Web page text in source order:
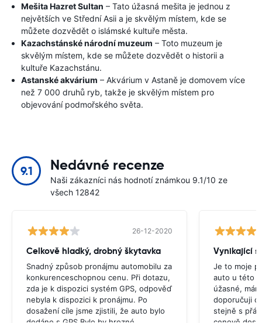
Mešita Hazret Sultan – Tato úžasná mešita je jednou z
největších ve Střední Asii a je skvělým místem, kde se
můžete dozvědět o islámské kultuře města.
Kazachstánské národní muzeum – Toto muzeum je
skvělým místem, kde se můžete dozvědět o historii a
kultuře Kazachstánu.
Astanské akvárium – Akvárium v ​​Astaně je domovem více
než 7 000 druhů ryb, takže je skvělým místem pro
objevování podmořského světa.
9.1 Nedávné recenze
Naši zákazníci nás hodnotí známkou 9.1/10 ze
všech 12842
26-12-2020
Celkově hladký, drobný škytavka
Snadný způsob pronájmu automobilu za
konkurenceschopnou cenu. Při dotazu,
zda je k dispozici systém GPS, odpověď
nebyla k dispozici k pronájmu. Po
dosažení cíle jsme zjistili, že auto bylo
Vynikající
Je to moje
auto u této
úžasné,
doporučuji
stejně s